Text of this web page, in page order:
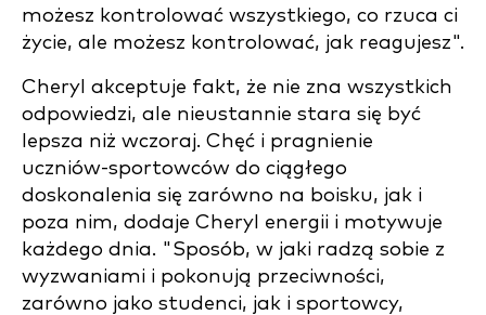
możesz kontrolować wszystkiego, co rzuca ci
życie, ale możesz kontrolować, jak reagujesz".
Cheryl akceptuje fakt, że nie zna wszystkich
odpowiedzi, ale nieustannie stara się być
lepsza niż wczoraj. Chęć i pragnienie
uczniów-sportowców do ciągłego
doskonalenia się zarówno na boisku, jak i
poza nim, dodaje Cheryl energii i motywuje
każdego dnia. "Sposób, w jaki radzą sobie z
wyzwaniami i pokonują przeciwności,
zarówno jako studenci, jak i sportowcy,